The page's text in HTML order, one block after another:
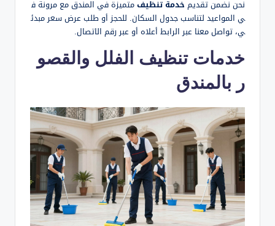
نحن نضمن تقديم خدمة تنظيفمتميزة في المندق مع مرونة ف
ي المواعيد لتناسب جدول السكان. للحجز أو طلب عرض سعر مبدئ
ي، تواصل معنا عبر الرابط أعلاه أو عبر رقم الاتصال.
خدمات تنظيف الفلل والقصو
ر بالمندق